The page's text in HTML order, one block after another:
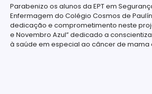
Parabenizo os alunos da EPT em
Enfermagem do Colégio Cosmos de
dedicação e comprometimento neste
e Novembro Azul” dedicado a
à saúde em especial ao câncer de mama